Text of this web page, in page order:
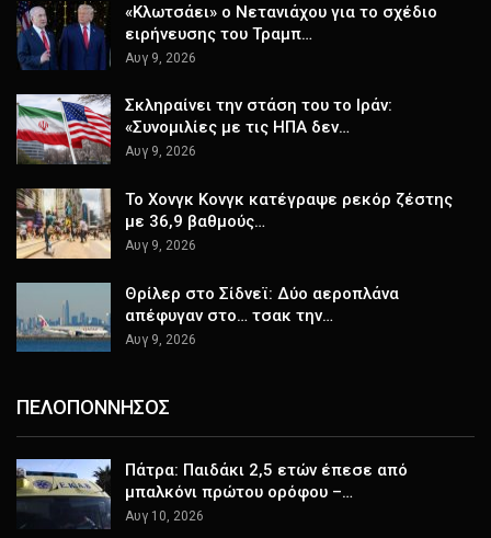
«Κλωτσάει» ο Νετανιάχου για το σχέδιο
ειρήνευσης του Τραμπ…
Αυγ 9, 2026
Σκληραίνει την στάση του το Ιράν:
«Συνομιλίες με τις ΗΠΑ δεν…
Αυγ 9, 2026
Το Χονγκ Κονγκ κατέγραψε ρεκόρ ζέστης
με 36,9 βαθμούς…
Αυγ 9, 2026
Θρίλερ στο Σίδνεϊ: Δύο αεροπλάνα
απέφυγαν στο… τσακ την…
Αυγ 9, 2026
ΠΕΛΟΠΟΝΝΗΣΟΣ
Πάτρα: Παιδάκι 2,5 ετών έπεσε από
μπαλκόνι πρώτου ορόφου –…
Αυγ 10, 2026